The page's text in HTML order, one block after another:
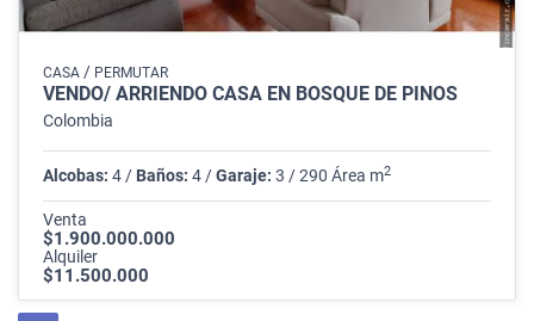
CASA / PERMUTAR
VENDO/ ARRIENDO CASA EN BOSQUE DE PINOS
Colombia
Alcobas: 4 / Baños: 4 /Garaje: 3 / 290 Área m2
Venta
$1.900.000.000
Alquiler
$11.500.000